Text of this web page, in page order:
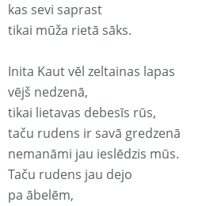
kas sevi saprast
tikai mūža rietā sāks.
Inita Kaut vēl zeltainas lapas
vējš nedzenā,
tikai lietavas debesīs rūs,
taču rudens ir savā gredzenā
nemanāmi jau ieslēdzis mūs.
Taču rudens jau dejo
pa ābelēm,